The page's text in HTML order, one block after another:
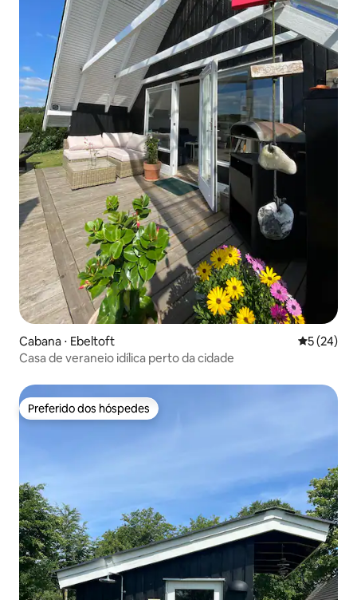
Cabana ⋅ Ebeltoft 5 de uma
5 (24)
Casa de veraneio idílica perto da cidade
Preferido dos hóspedes
Preferido dos hóspedes